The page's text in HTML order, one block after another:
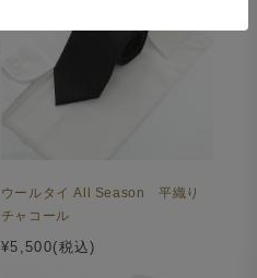
ウールタイ All Season 平織り
チャコール
¥5,500(税込)